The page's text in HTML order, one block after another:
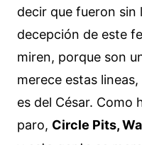
decir que fueron sin
decepción de este
miren, porque son
merece estas
es del César. Como
paro, Circle Pits,